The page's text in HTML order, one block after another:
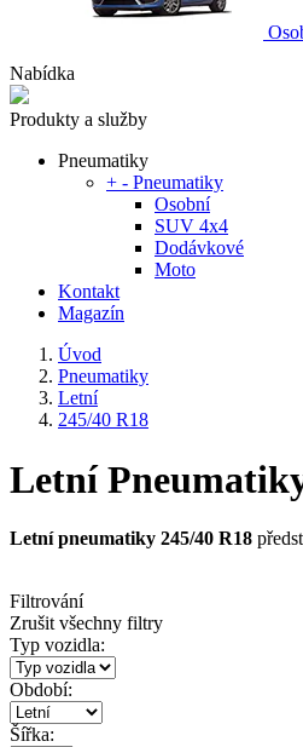
Nabídka
Produkty a služby
Pneumatiky
+ - Pneumatiky
Osobní
SUV 4x4
Dodávkové
Moto
Kontakt
Magazín
Úvod
Pneumatiky
Letní
245/40 R18
Letní
Letní pneumatiky 245/40 R18
Filtrování
Zrušit všechny filtry
Typ vozidla:
Období:
Šířka: